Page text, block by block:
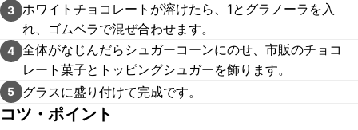
3 ホワイトチョコレートが溶けたら、1とグラノーラを入
れ、ゴムベラで混ぜ合わせます。
4 全体がなじんだらシュガーコーンにのせ、市販のチョコ
レート菓子とトッピングシュガーを飾ります。
5 グラスに盛り付けて完成です。
コツ・ポイント